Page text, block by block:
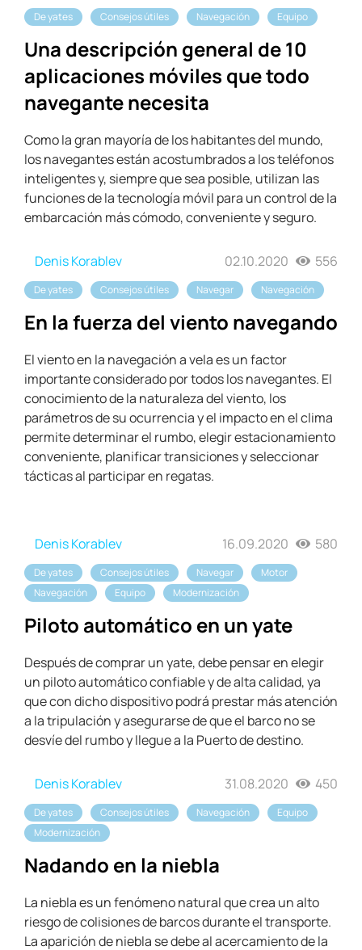
De yates Consejos útiles Navegación Equipo
Una descripción general de 10
aplicaciones móviles que todo
navegante necesita
Como la gran mayoría de los habitantes del mundo,
los navegantes están acostumbrados a los teléfonos
inteligentes y, siempre que sea posible, utilizan las
funciones de la tecnología móvil para un control de la
embarcación más cómodo, conveniente y seguro.
Denis Korablev 02.10.2020 556
De yates Consejos útiles Navegar Navegación
En la fuerza del viento navegando
El viento en la navegación a vela es un factor
importante considerado por todos los navegantes. El
conocimiento de la naturaleza del viento, los
parámetros de su ocurrencia y el impacto en el clima
permite determinar el rumbo, elegir estacionamiento
conveniente, planificar transiciones y seleccionar
tácticas al participar en regatas.
Denis Korablev 16.09.2020 580
De yates Consejos útiles Navegar
Motor
Navegación
Equipo Modernización
Piloto automático en un yate
Después de comprar un yate, debe pensar en elegir
un piloto automático confiable y de alta calidad, ya
que con dicho dispositivo podrá prestar más atención
a la tripulación y asegurarse de que el barco no se
desvíe del rumbo y llegue a la Puerto de destino.
Denis Korablev 31.08.2020 450
De yates Consejos útiles Navegación
Equipo
Modernización
Nadando en la niebla
La niebla es un fenómeno natural que crea un alto
riesgo de colisiones de barcos durante el transporte.
La aparición de niebla se debe al acercamiento de la